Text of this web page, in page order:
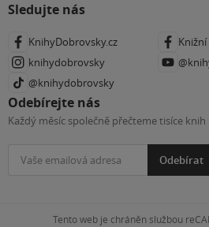
Sledujte nás
KnihyDobrovsky.cz
Knižní
knihydobrovsky
@knihydobrovsky
Odebírejte nás
Každý měsíc společně přečteme tisíce knih
Odebírat
Tento web je chráněn službou